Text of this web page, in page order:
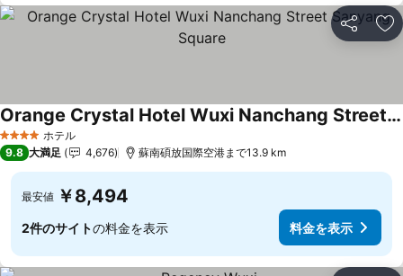
シェア お
4 ホテルのランク
ホテル
Orange Crystal Hotel Wuxi Nanchang Street Sanyang Square
9.8 大満足 4,676 蘇南碩放国際空港まで13.9 km
最安値 ￥8,494
2件のサイトの料金を表示 料金を表示